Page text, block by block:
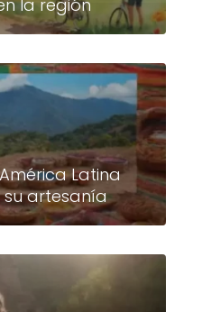
la región
Latina
artesanía